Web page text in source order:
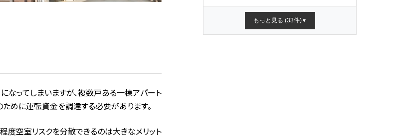
ってしまいますが、複数戸ある一棟アパート
めに運転資金を調達する必要があります。
度空室リスクを分散できるのは大きなメリット
もっと見る (33件)▼